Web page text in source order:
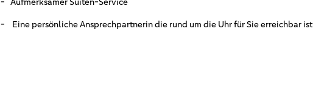
- Eine persönliche Ansprechpartnerin die rund um die Uhr für Sie erreichbar ist